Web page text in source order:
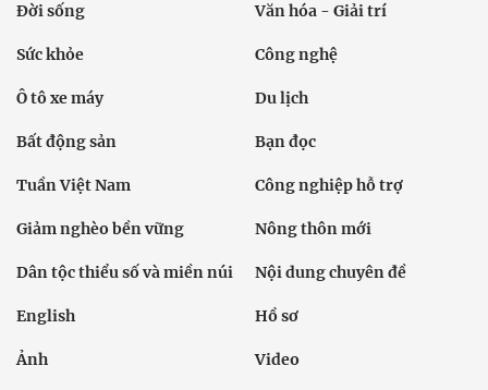
Đời sống Văn hóa - Giải trí
Sức khỏe Công nghệ
Ô tô xe máy Du lịch
Bất động sản Bạn đọc
Tuần Việt Nam Công nghiệp hỗ trợ
Giảm nghèo bền vững Nông thôn mới
Dân tộc thiểu số và miền núi Nội dung chuyên đề
English Hồ sơ
Ảnh Video